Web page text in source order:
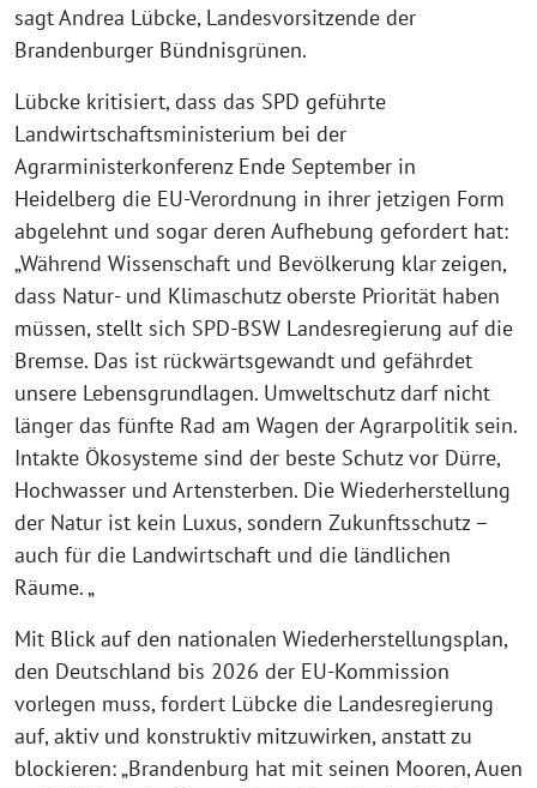
sagt Andrea Lübcke, Landesvorsitzende der
Brandenburger Bündnisgrünen.
Lübcke kritisiert, dass das SPD geführte
Landwirtschaftsministerium bei der
Agrarministerkonferenz Ende September in
Heidelberg die EU-Verordnung in ihrer jetzigen Form
abgelehnt und sogar deren Aufhebung gefordert hat:
„Während Wissenschaft und Bevölkerung klar zeigen,
dass Natur- und Klimaschutz oberste Priorität haben
müssen, stellt sich SPD-BSW Landesregierung auf die
Bremse. Das ist rückwärtsgewandt und gefährdet
unsere Lebensgrundlagen. Umweltschutz darf nicht
länger das fünfte Rad am Wagen der Agrarpolitik sein.
Intakte Ökosysteme sind der beste Schutz vor Dürre,
Hochwasser und Artensterben. Die Wiederherstellung
der Natur ist kein Luxus, sondern Zukunftsschutz –
auch für die Landwirtschaft und die ländlichen
Räume. „
Mit Blick auf den nationalen Wiederherstellungsplan,
den Deutschland bis 2026 der EU-Kommission
vorlegen muss, fordert Lübcke die Landesregierung
auf, aktiv und konstruktiv mitzuwirken, anstatt zu
blockieren: „Brandenburg hat mit seinen Mooren, Auen